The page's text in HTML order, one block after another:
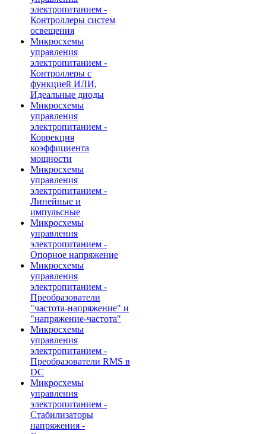
электропитанием -
Контроллеры систем
освещения
Микросхемы
управления
электропитанием -
Контроллеры с
функцией ИЛИ,
Идеальные диоды
Микросхемы
управления
электропитанием -
Коррекция
коэффициента
мощности
Микросхемы
управления
электропитанием -
Линейные и
импульсные
Микросхемы
управления
электропитанием -
Опорное напряжение
Микросхемы
управления
электропитанием -
Преобразователи
"частота-напряжение" и
"напряжение-частота"
Микросхемы
управления
электропитанием -
Преобразователи RMS в
DC
Микросхемы
управления
электропитанием -
Стабилизаторы
напряжения -